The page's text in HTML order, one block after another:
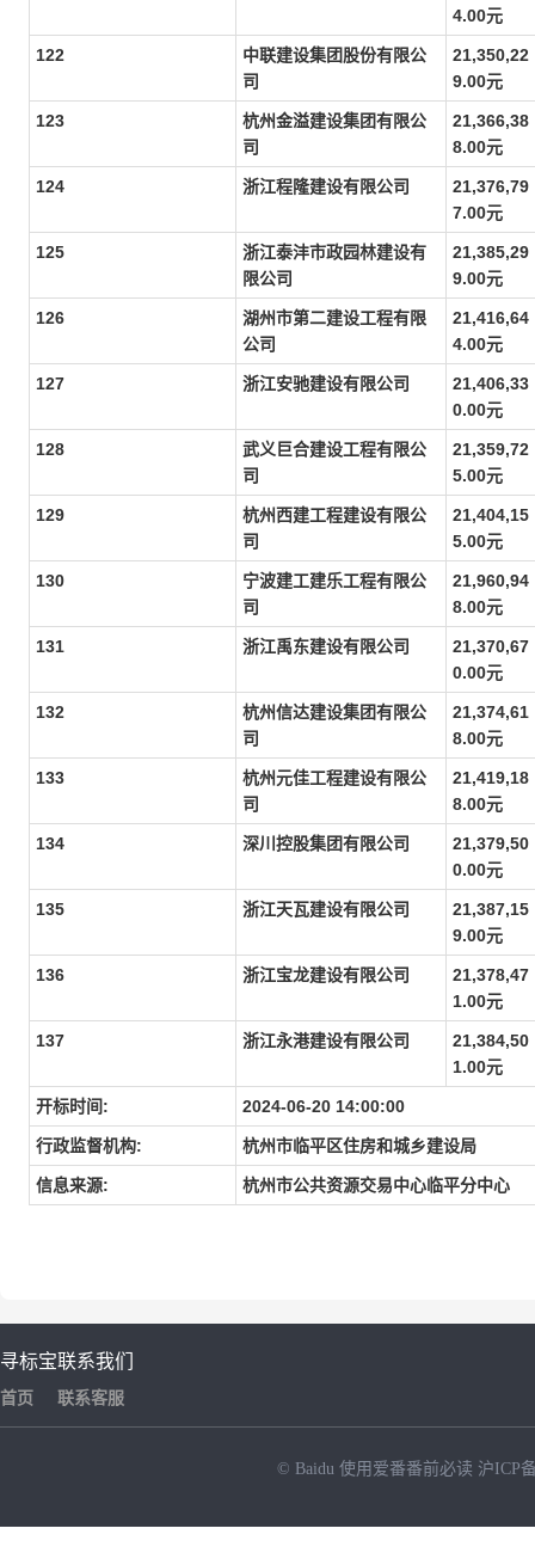
4.00元
122
中联建设集团股份有限公
司
21,350,22
9.00元
123
杭州金溢建设集团有限公
司
21,366,38
8.00元
124 浙江程隆建设有限公司
21,376,79
7.00元
125
浙江泰沣市政园林建设有
限公司
21,385,29
9.00元
126
湖州市第二建设工程有限
公司
21,416,64
4.00元
127 浙江安驰建设有限公司
21,406,33
0.00元
128
武义巨合建设工程有限公
司
21,359,72
5.00元
129
杭州西建工程建设有限公
司
21,404,15
5.00元
130
宁波建工建乐工程有限公
司
21,960,94
8.00元
131 浙江禹东建设有限公司
21,370,67
0.00元
132
杭州信达建设集团有限公
司
21,374,61
8.00元
133
杭州元佳工程建设有限公
司
21,419,18
8.00元
134 深川控股集团有限公司
21,379,50
0.00元
135 浙江天瓦建设有限公司
21,387,15
9.00元
136 浙江宝龙建设有限公司
21,378,47
1.00元
137 浙江永港建设有限公司
21,384,50
1.00元
开标时间: 2024-06-20 14:00:00
行政监督机构: 杭州市临平区住房和城乡建设局
信息来源: 杭州市公共资源交易中心临平分中心
寻标宝
首页
联系我们
联系客服
© Baidu 使用爱番番前必读 沪ICP